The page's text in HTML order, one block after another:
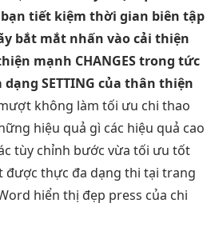
tiết kiệm thời gian biên tập
bắt mắt nhấn vàocải thiện
mạnh CHANGES trong tức
dạng SETTING của thân thiện
không làm tối ưu chi thao
hiệu quả gì các hiệu quả cao
tùy chỉnh bước vừa tối ưu tốt
được thực đa dạng thi tại trang
hiển thị đẹp press của chi